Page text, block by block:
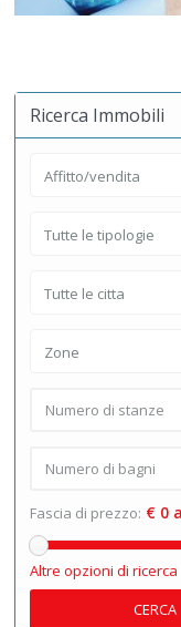
Ricerca Immobili
Affitto/vendita
Tutte le tipologie
Tutte le citta
Zone
Fascia di prezzo: € 0
Altre opzioni di ricerca
CERCA